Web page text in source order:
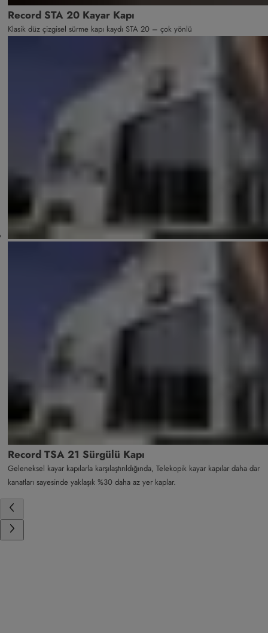
Record STA 20 Kayar Kapı
Klasik düz çizgisel sürme kapı kaydı STA 20 – çok yönlü
Record TSA 21 Sürgülü Kapı
Geleneksel kayar kapılarla karşılaştırıldığında, Telekopik kayar kapılar daha dar
kanatları sayesinde yaklaşık %30 daha az yer kaplar.